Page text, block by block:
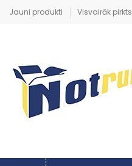
Jauni produkti Visvairāk pirkts